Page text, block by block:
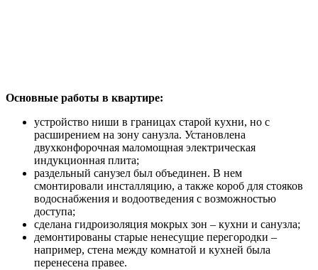
Основные работы в квартире:
устройство ниши в границах старой кухни, но с
расширением на зону санузла. Установлена
двухконфорочная маломощная электрическая
индукционная плита;
раздельный санузел был объединен. В нем
смонтировали инсталляцию, а также короб для стояков
водоснабжения и водоотведения с возможностью
доступа;
сделана гидроизоляция мокрых зон – кухни и санузла;
демонтированы старые ненесущие перегородки –
например, стена между комнатой и кухней была
перенесена правее.